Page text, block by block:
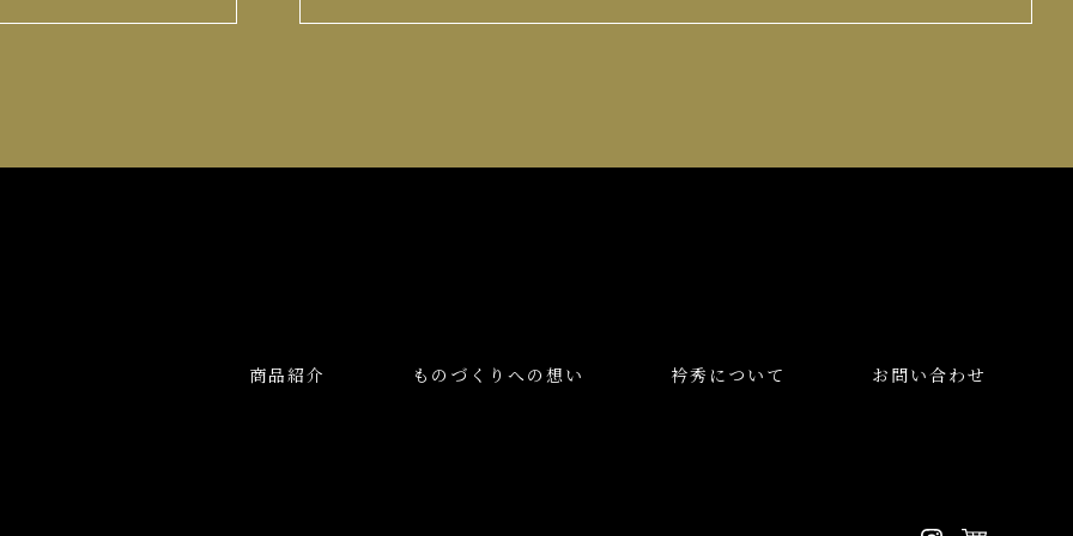
商品紹介 ものづくりへの想い 衿秀について お問い合わせ